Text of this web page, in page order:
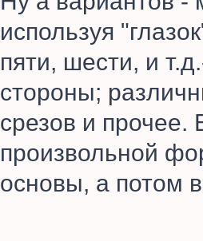
используя
пяти, шести, и
стороны;
срезов и прочее.
произвольной
основы, а потом